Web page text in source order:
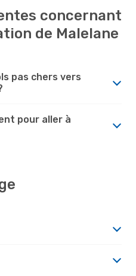
concernant
de Malelane
pas chers vers
pour aller à